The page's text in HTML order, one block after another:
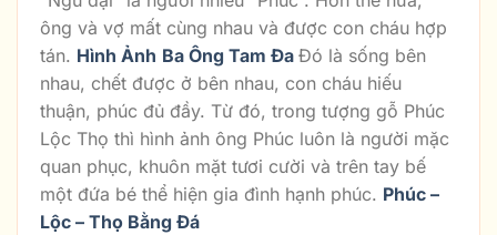
ông và vợ mất cùng nhau và được con cháu hợp
tán. Hình Ảnh Ba Ông Tam Đa Đó là sống bên
nhau, chết được ở bên nhau, con cháu hiếu
thuận, phúc đủ đầy. Từ đó, trong tượng gỗ Phúc
Lộc Thọ thì hình ảnh ông Phúc luôn là người mặc
quan phục, khuôn mặt tươi cười và trên tay bế
một đứa bé thể hiện gia đình hạnh phúc. Phúc –
Lộc – Thọ Bằng Đá